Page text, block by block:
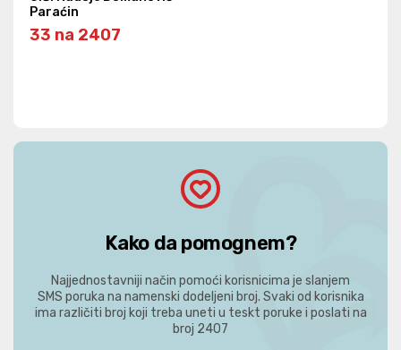
Paraćin
33 na 2407
Kako da pomognem?
Najjednostavniji način pomoći korisnicima je slanjem
SMS poruka na namenski dodeljeni broj. Svaki od korisnika
ima različiti broj koji treba uneti u teskt poruke i poslati na
broj 2407